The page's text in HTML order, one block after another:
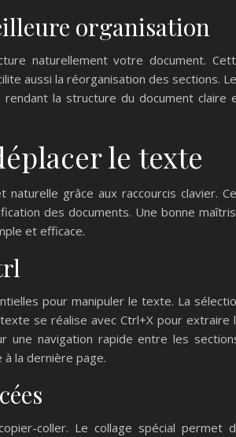
organisation
naturellement votre document.
aussi la réorganisation des sections.
la structure du document claire
le texte
grâce aux raccourcis clavier.
des documents. Une bonne
et efficace.
pour manipuler le texte. La
se réalise avec Ctrl+X pour extraire
une navigation rapide entre les
la dernière page.
coller. Le collage spécial permet